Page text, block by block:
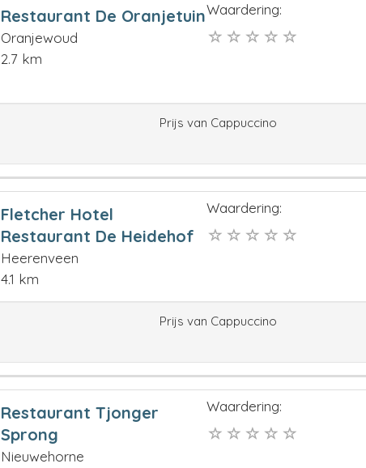
Restaurant De Oranjetuin
Oranjewoud
2.7 km
Waardering:
Prijs van Cappuccino
Fletcher Hotel
Restaurant De Heidehof
Heerenveen
4.1 km
Waardering:
Prijs van Cappuccino
Restaurant Tjonger
Sprong
Nieuwehorne
Waardering: